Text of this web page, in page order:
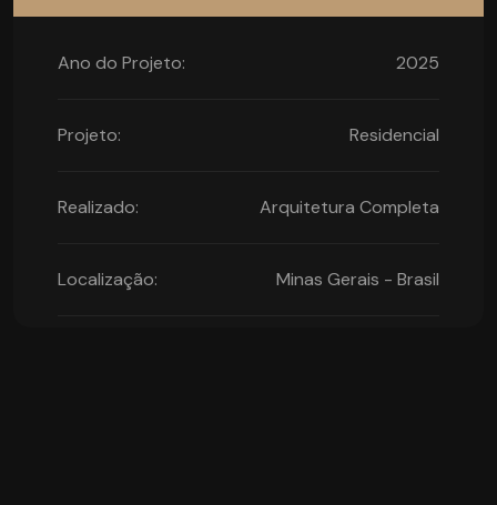
Ano do Projeto: 2025
Projeto: Residencial
Realizado: Arquitetura Completa
Localização: Minas Gerais - Brasil